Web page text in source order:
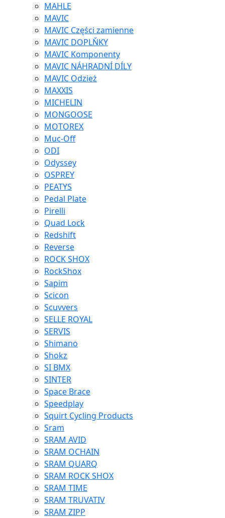
MAHLE
MAVIC
MAVIC Części zamienne
MAVIC DOPLŇKY
MAVIC Komponenty
MAVIC NÁHRADNÍ DÍLY
MAVIC Odzież
MAXXIS
MICHELIN
MONGOOSE
MOTOREX
Muc-Off
ODI
Odyssey
OSPREY
PEATYS
Pedal Plate
Pirelli
Quad Lock
Redshift
Reverse
ROCK SHOX
RockShox
Sapim
Scicon
Scuvvers
SELLE ROYAL
SERVIS
Shimano
Shokz
SI BMX
SINTER
Space Brace
Speedplay
Squirt Cycling Products
Sram
SRAM AVID
SRAM OCHAIN
SRAM QUARQ
SRAM ROCK SHOX
SRAM TIME
SRAM TRUVATIV
SRAM ZIPP